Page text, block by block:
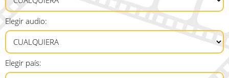
Elegir audio:
Elegir país: